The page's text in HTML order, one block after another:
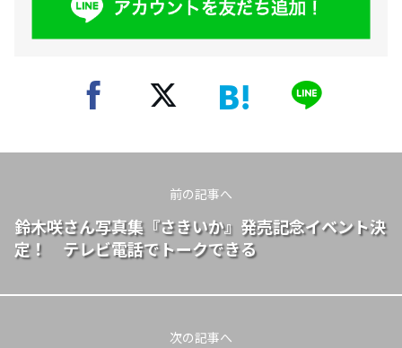
前の記事へ
鈴木咲さん写真集『さきいか』発売記念イベント決
定！ テレビ電話でトークできる
次の記事へ